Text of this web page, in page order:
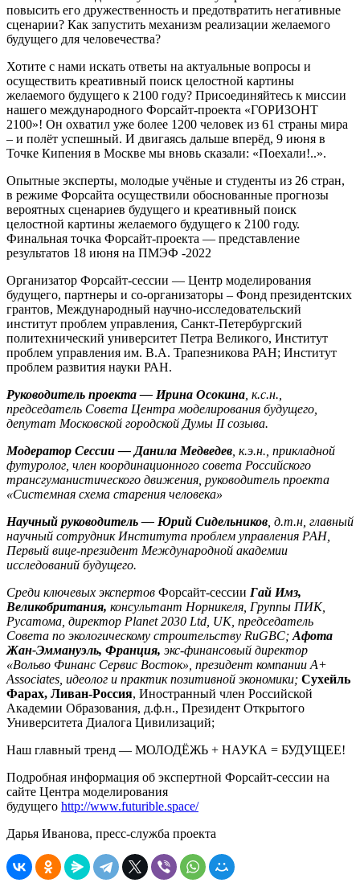
повысить его дружественность и предотвратить негативные
сценарии? Как запустить механизм реализации желаемого
будущего для человечества?
Хотите с нами искать ответы на актуальные вопросы и
осуществить креативный поиск целостной картины
желаемого будущего к 2100 году? Присоединяйтесь к миссии
нашего международного Форсайт-проекта «ГОРИЗОНТ
2100»! Он охватил уже более 1200 человек из 61 страны мира
– и полёт успешный. И двигаясь дальше вперёд, 9 июня в
Точке Кипения в Москве мы вновь сказали: «Поехали!..».
Опытные эксперты, молодые учёные и студенты из 26 стран,
в режиме Форсайта осуществили обоснованные прогнозы
вероятных сценариев будущего и креативный поиск
целостной картины желаемого будущего к 2100 году.
Финальная точка Форсайт-проекта — представление
результатов 18 июня на ПМЭФ -2022
Организатор Форсайт-сессии — Центр моделирования
будущего, партнеры и со-организаторы – Фонд президентских
грантов, Международный научно-исследовательский
институт проблем управления, Санкт-Петербургский
политехнический университет Петра Великого, Институт
проблем управления им. В.А. Трапезникова РАН; Институт
проблем развития науки РАН.
Руководитель проекта — Ирина Осокина , к.с.н.,
председатель Совета Центра моделирования будущего,
депутат Московской городской Думы II созыва.
Модератор Сессии — Данила Медведев , к.э.н., прикладной
футуролог, член координационного совета Российского
трансгуманистического движения, руководитель проекта
«Системная схема старения человека»
Научный руководитель — Юрий Сидельников , д.т.н, главный
научный сотрудник Института проблем управления РАН,
Первый вице-президент Международной академии
исследований будущего.
Среди ключевых экспертов Форсайт-сессии Гай Имз,
Великобритания, консультант Норникеля, Группы ПИК,
Русатома, директор Planet 2030 Ltd, UK, председатель
Совета по экологическому строительству RuGBC; Афота
Жан-Эммануэль, Франция, экс-финансовый директор
«Вольво Финанс Сервис Восток», президент компании A+
Associates, идеолог и практик позитивной экономики; Сухейль
Фарах, Ливан-Россия, Иностранный член Российской
Академии Образования, д.ф.н., Президент Открытого
Университета Диалога Цивилизаций;
Наш главный тренд — МОЛОДЁЖЬ + НАУКА = БУДУЩЕЕ!
Подробная информация об экспертной Форсайт-сессии на
сайте Центра моделирования
будущего http://www.futurible.space/
Дарья Иванова, пресс-служба проекта